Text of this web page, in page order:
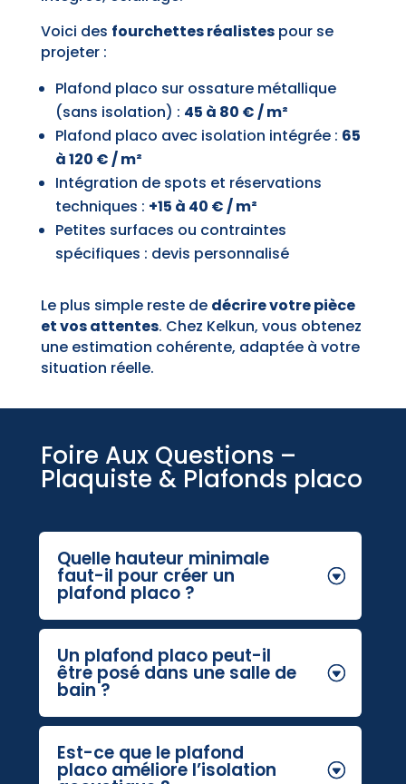
Voici des fourchettes réalistespour se
projeter :
Plafond placo sur ossature métallique
(sans isolation) : 45 à 80 € / m²
Plafond placo avec isolation intégrée : 65
à 120 € / m²
Intégration de spots et réservations
techniques : +15 à 40 € / m²
Petites surfaces ou contraintes
spécifiques : devis personnalisé
Le plus simple reste de décrire votre pièce
et vos attentes. Chez Kelkun, vous obtenez
une estimation cohérente, adaptée à votre
situation réelle.
Foire Aux Questions –
Plaquiste & Plafonds placo
Quelle hauteur minimale
faut-il pour créer un
plafond placo ?
Un plafond placo peut-il
être posé dans une salle de
bain ?
Est-ce que le plafond
placo améliore l’isolation